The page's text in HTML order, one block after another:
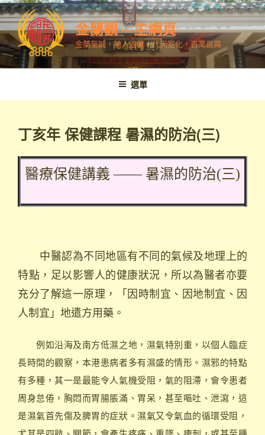
跳
至
內
容
金蘭觀 – 主網頁
金蘭至誠，神人溫馨，代天宣化，百業昌興
選單
丁亥年 保健課程 暑濕的防治(三)
醫療保健講義 —— 暑濕的防治(三)
中醫認為不同地區有不同的氣候及地理上的
特點，足以影響人的健康狀況，所以為醫者亦要
充分了解這一原理，「因時制宜、因地制宜、因
人制宜」地遣方用藥。
例如沿海及南方低濕之地，濕氣特別重，以個人臨症
長時間的觀察，本港患病者多有濕盛的情形。濕邪的特點
有多種，其一是最能令人氣機受阻，氣的阻滯，會令患者
周身怠倦，胸悶而胃腸脹滿、胃呆，甚至嘔吐、泄瀉，這
是濕氣首先傷及脾胃的症狀。濕氣又令氣血的循環受阻，